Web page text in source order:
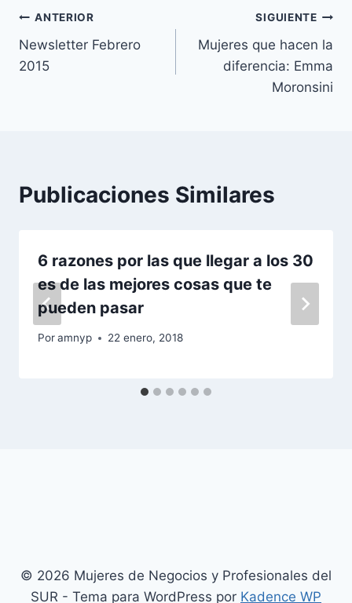
Navegación
de
ANTERIOR
Newsletter Febrero
2015
SIGUIENTE
Mujeres que hacen la
diferencia: Emma
Moronsini
Publicaciones Similares
6 razones por las que llegar a los 30
es de las mejores cosas que te
pueden pasar
Poramnyp 22 enero, 2018
© 2026 Mujeres de Negocios y Profesionales del
SUR - Tema para WordPress por Kadence WP